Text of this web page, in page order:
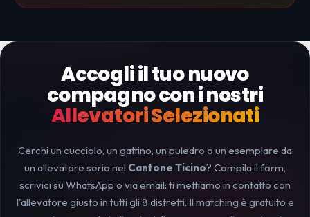
Accogli il tuo nuovo
compagno con i nostri
Allevatori Selezionati
Cerchi un cucciolo, un gattino, un puledro o un esemplare da
un allevatore serio nel Cantone Ticino? Compila il form,
scrivici su WhatsApp o via email: ti mettiamo in contatto con
l'allevatore giusto in tutti gli 8 distretti. Il matching è gratuito e